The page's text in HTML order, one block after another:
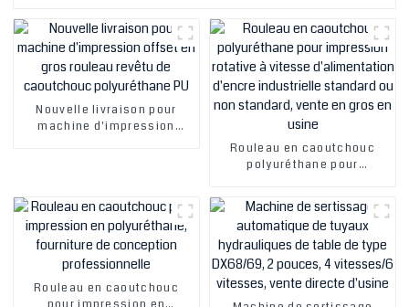
Nouvelle livraison pour
machine d'impression
Rouleau en caoutchouc
polyuréthane pour
vitesse d'alimentation
d'encre industrielle
standard ou non standard,
vente en gros en usine
Rouleau en caoutchouc